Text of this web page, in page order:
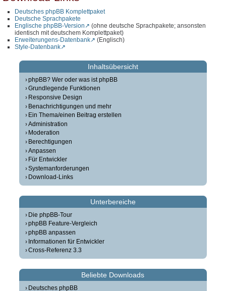
Deutsches phpBB Komplettpaket
Deutsche Sprachpakete
Englische phpBB-Version
(ohne deutsche Sprachpakete; ansonsten
identisch mit deutschem Komplettpaket)
Erweiterungens-Datenbank
(Englisch)
Style-Datenbank
Inhaltsübersicht
phpBB? Wer oder was ist phpBB
Grundlegende Funktionen
Responsive Design
Benachrichtigungen und mehr
Ein Thema/einen Beitrag erstellen
Administration
Moderation
Berechtigungen
Anpassen
Für Entwickler
Systemanforderungen
Download-Links
Unterbereiche
Die phpBB-Tour
phpBB Feature-Vergleich
phpBB anpassen
Informationen für Entwickler
Cross-Referenz 3.3
Beliebte Downloads
Deutsches phpBB